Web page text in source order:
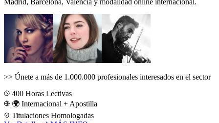
>> Únete a más de 1.000.000 profesionales interesados en el sector
400 Horas Lectivas
🌍 Internacional + Apostilla
Titulaciones Homologadas